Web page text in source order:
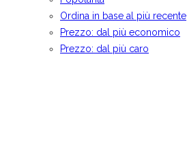
Ordina in base al più recente
Prezzo: dal più economico
Prezzo: dal più caro